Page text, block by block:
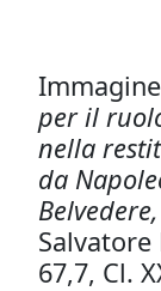
per il
nella
da
Belvedere,
Salvatore
67,7, Cl.